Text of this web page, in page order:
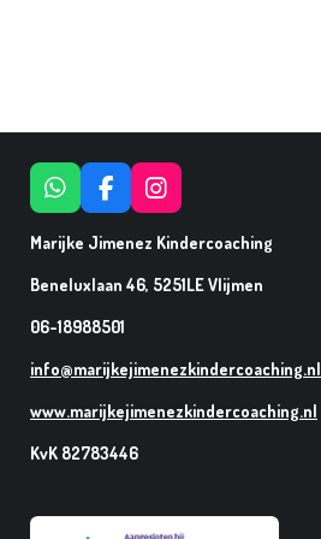
W
H
A
S
P
F
A
C
B
O
K
I
N
S
A
M
Marijke Jimenez Kindercoaching
Beneluxlaan 46, 5251LE Vlijmen
06-18988501
info@marijkejimenezkindercoaching.nl
www.marijkejimenezkindercoaching.nl
KvK 82783446